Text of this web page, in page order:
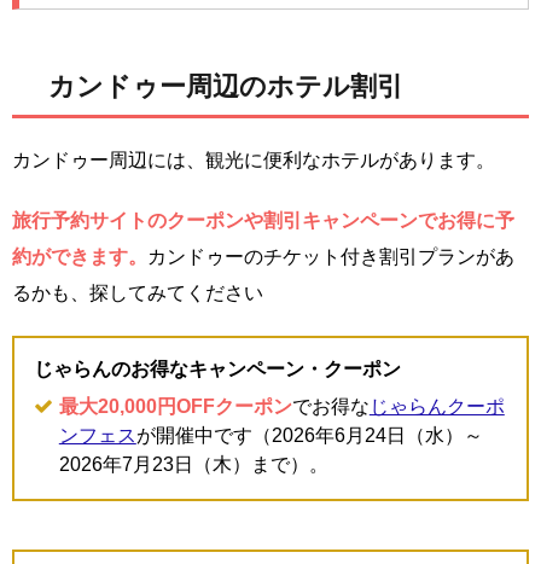
カンドゥー周辺のホテル割引
カンドゥー周辺には、観光に便利なホテルがあります。
旅行予約サイトのクーポンや割引キャンペーンでお得に予
約ができます。
カンドゥーのチケット付き割引プランがあ
るかも、探してみてください
じゃらんのお得なキャンペーン・クーポン
最大20,000円OFFクーポンでお得な じゃらんクーポ
ンフェスが開催中です（2026年6月24日（水）～
2026年7月23日（木）まで）。